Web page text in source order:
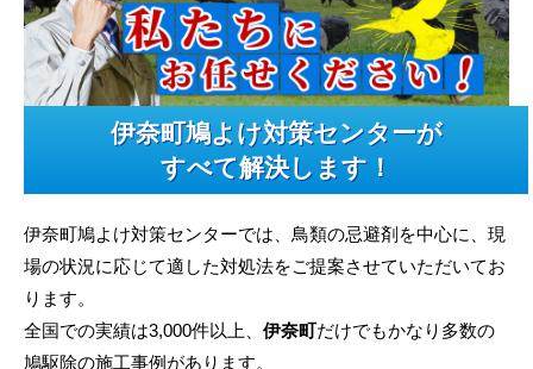
伊奈町鳩よけ対策センターが
すべて解決します！
伊奈町鳩よけ対策センターでは、鳥類の忌避剤を中心に、現
場の状況に応じて適した対処法をご提案させていただいてお
ります。
全国での実績は3,000件以上、 伊奈町だけでもかなり多数の
鳩駆除の施工事例があります。